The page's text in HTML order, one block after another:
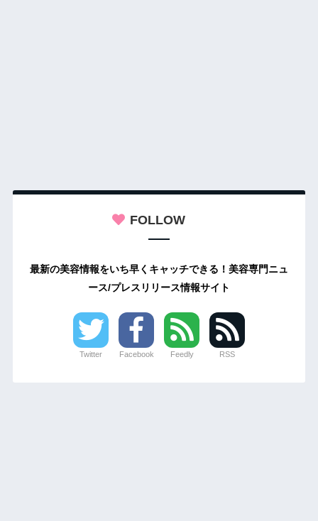
FOLLOW
最新の美容情報をいち早くキャッチできる！美容専門ニュ
ース/プレスリリース情報サイト
Twitter Facebook Feedly RSS